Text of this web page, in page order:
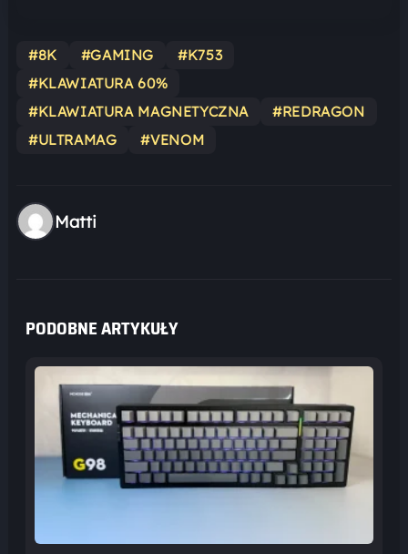
#8K #GAMING
#K753
#KLAWIATURA 60%
#KLAWIATURA MAGNETYCZNA
#REDRAGON
#ULTRAMAG
#VENOM
Matti
PODOBNE ARTYKUŁY